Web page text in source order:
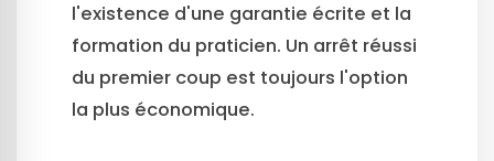
l'existence d'une garantie écrite et la
formation du praticien. Un arrêt réussi
du premier coup est toujours l'option
la plus économique.